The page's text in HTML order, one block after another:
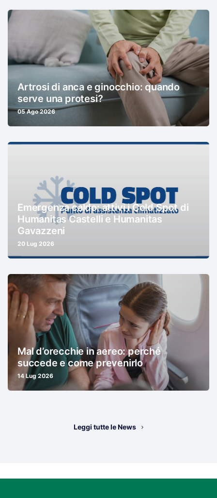
Artrosi di anca e ginocchio: quando
serve una protesi?
05 Ago 2026
Emergenza caldo: attivi i Cold Spot di
Humanitas Castelli e Humanitas
Gavazzeni
20 Lug 2026
Mal d’orecchie in aereo: perché
succede e come prevenirlo
14 Lug 2026
Leggi tutte le News